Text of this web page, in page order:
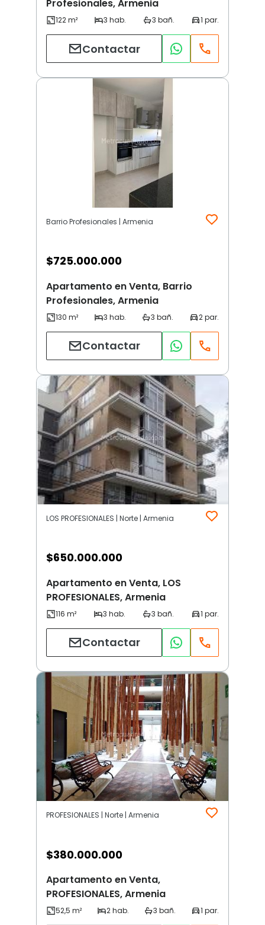
Profesionales, Armenia
Contactar
Barrio Profesionales | Armenia
$725.000.000
Apartamento en Venta, Barrio
Profesionales, Armenia
Contactar
LOS PROFESIONALES | Norte | Armenia
$650.000.000
Apartamento en Venta, LOS
PROFESIONALES, Armenia
Contactar
PROFESIONALES | Norte | Armenia
$380.000.000
Apartamento en Venta,
PROFESIONALES, Armenia